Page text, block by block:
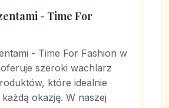
- Time For
- Time For Fashion w
szeroki wachlarz
które idealnie
okazję. W naszej